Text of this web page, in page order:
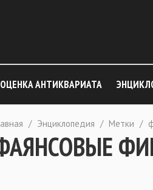
ОЦЕНКА АНТИКВАРИАТА
/ Энциклопедия / Метки /